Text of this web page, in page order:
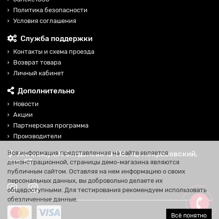
Политика безопасности
Условия соглашения
Служба поддержки
Контакты и схема проезда
Возврат товара
Личный кабинет
Дополнительно
Новости
Акции
Партнерская программа
Производители
г.Минск,ул.М.Богдановича 118, тц. Некрасовский,
пав. 57
Вся информация представленная на сайте является
демонстрационной, страницы демо-магазина являются
публичным сайтом. Оставляя на нем информацию о своих
персональных данных, вы добровольно делаете их
общедоступными. Для тестирования рекомендуем использовать
обезличенные данные.
Всё понятно